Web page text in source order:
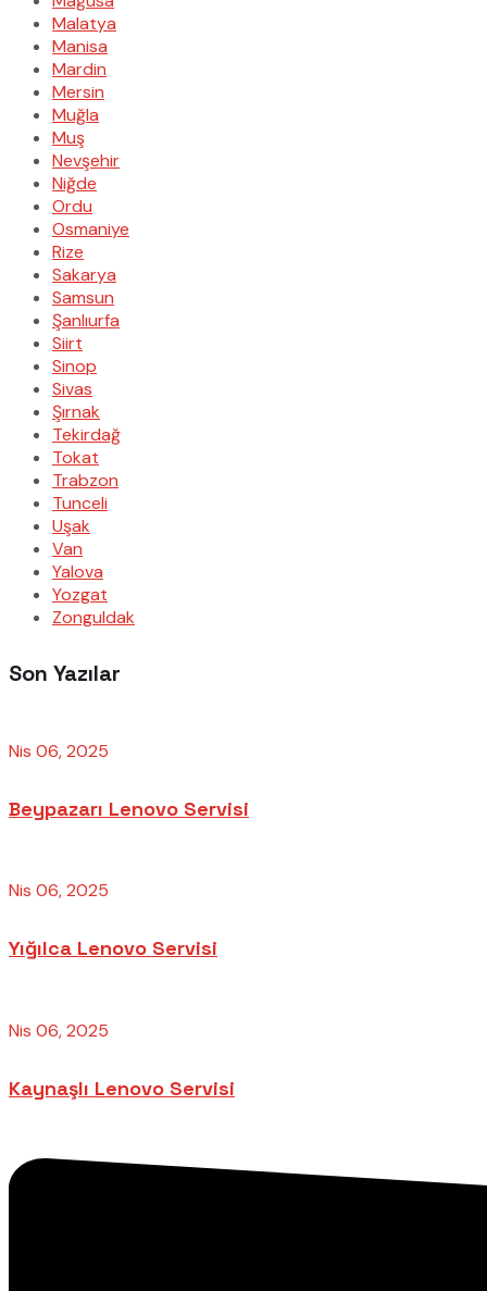
Malatya
Manisa
Mardin
Mersin
Muğla
Muş
Nevşehir
Niğde
Ordu
Osmaniye
Rize
Sakarya
Samsun
Şanlıurfa
Siirt
Sinop
Sivas
Şırnak
Tekirdağ
Tokat
Trabzon
Tunceli
Uşak
Van
Yalova
Yozgat
Zonguldak
Son Yazılar
Nis 06, 2025
Beypazarı Lenovo Servisi
Nis 06, 2025
Yığılca Lenovo Servisi
Nis 06, 2025
Kaynaşlı Lenovo Servisi